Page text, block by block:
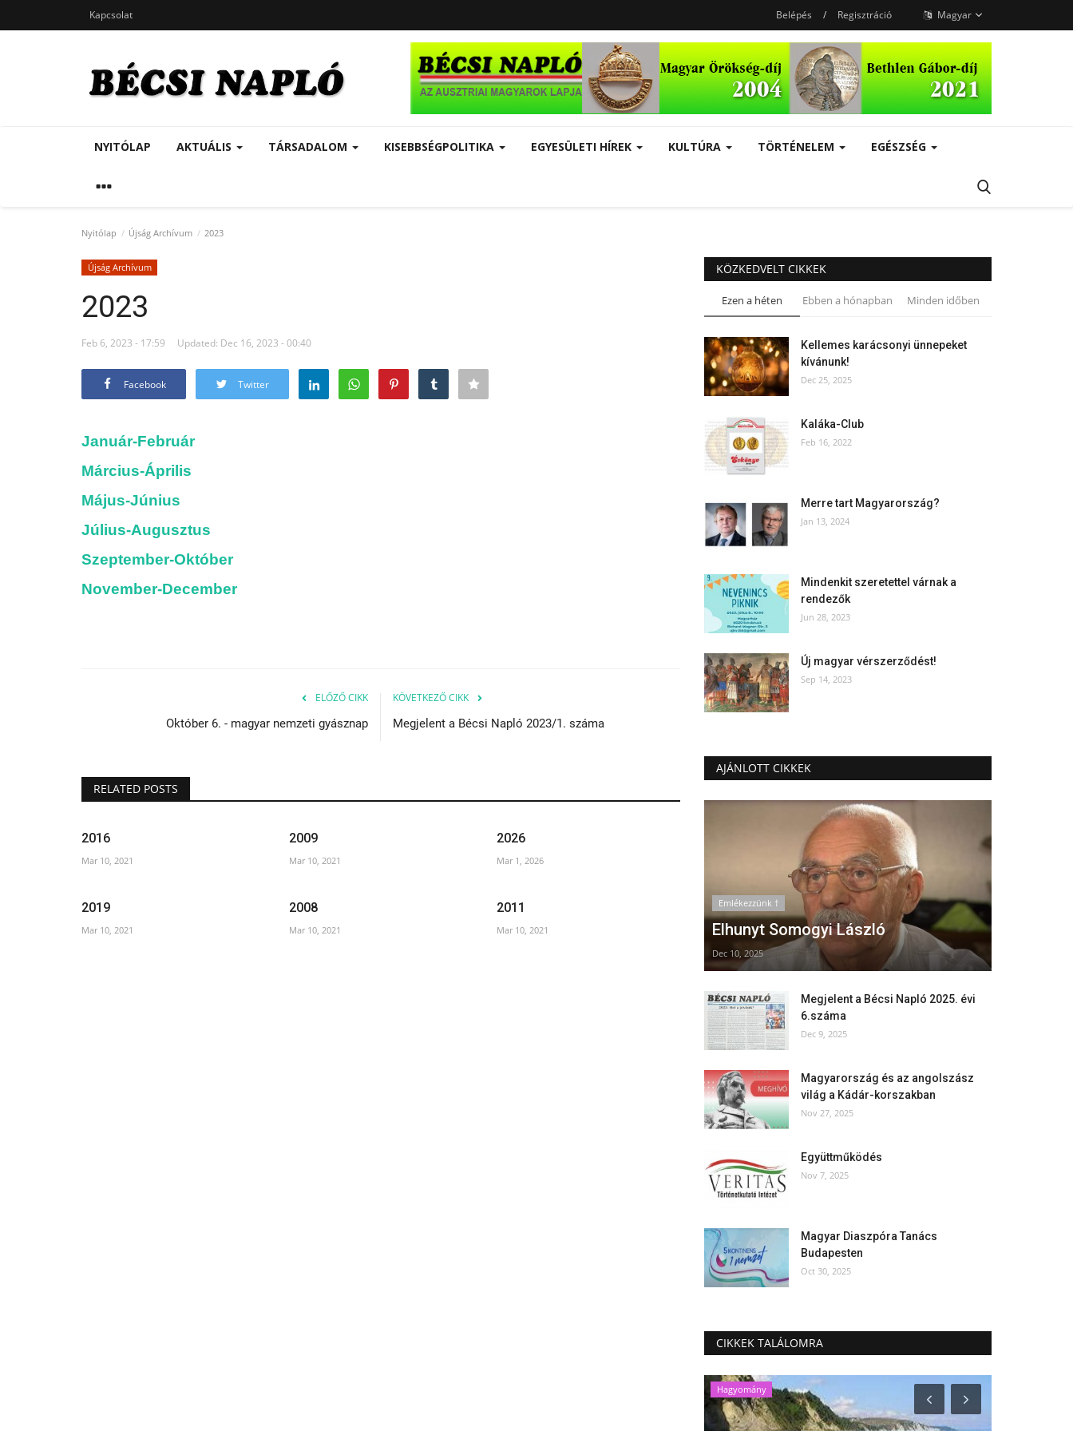
Kapcsolat Belépés / Regisztráció Magyar
NYITÓLAP AKTUÁLIS TÁRSADALOM KISEBBSÉGPOLITIKA EGYESÜLETI HÍREK KULTÚRA TÖRTÉNELEM EGÉSZSÉG
Nyitólap Újság Archívum 2023
Újság Archívum
2023
Feb 6, 2023 - 17:59 Updated: Dec 16, 2023 - 00:40
Facebook Twitter
Január-Február
Március-Április
Május-Június
Július-Augusztus
Szeptember-Október
November-December
ELŐZŐ CIKK
Október 6. - magyar nemzeti gyásznap
KÖVETKEZŐ CIKK
Megjelent a Bécsi Napló 2023/1. száma
RELATED POSTS
2016
Mar 10, 2021
2009
Mar 10, 2021
2026
Mar 1, 2026
2019
Mar 10, 2021
2008
Mar 10, 2021
2011
Mar 10, 2021
KÖZKEDVELT CIKKEK
Ezen a héten Ebben a hónapban Minden időben
Kellemes karácsonyi ünnepeket
kívánunk!
Dec 25, 2025
Kaláka-Club
Feb 16, 2022
Merre tart Magyarország?
Jan 13, 2024
Mindenkit szeretettel várnak a
rendezők
Jun 28, 2023
Új magyar vérszerződést!
Sep 14, 2023
AJÁNLOTT CIKKEK
Emlékezzünk †
Elhunyt Somogyi László
Dec 10, 2025
Megjelent a Bécsi Napló 2025. évi
6.száma
Dec 9, 2025
Magyarország és az angolszász
világ a Kádár-korszakban
Nov 27, 2025
Együttműködés
Nov 7, 2025
Magyar Diaszpóra Tanács
Budapesten
Oct 30, 2025
CIKKEK TALÁLOMRA
Hagyomány